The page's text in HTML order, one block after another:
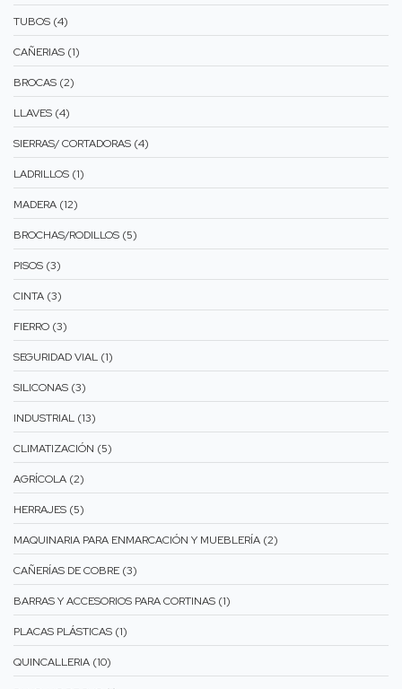
TUBOS (4)
CAÑERIAS (1)
BROCAS (2)
LLAVES (4)
SIERRAS/ CORTADORAS (4)
LADRILLOS (1)
MADERA (12)
BROCHAS/RODILLOS (5)
PISOS (3)
CINTA (3)
FIERRO (3)
SEGURIDAD VIAL (1)
SILICONAS (3)
INDUSTRIAL (13)
CLIMATIZACIÓN (5)
AGRÍCOLA (2)
HERRAJES (5)
MAQUINARIA PARA ENMARCACIÓN Y MUEBLERÍA (2)
CAÑERÍAS DE COBRE (3)
BARRAS Y ACCESORIOS PARA CORTINAS (1)
PLACAS PLÁSTICAS (1)
QUINCALLERIA (10)